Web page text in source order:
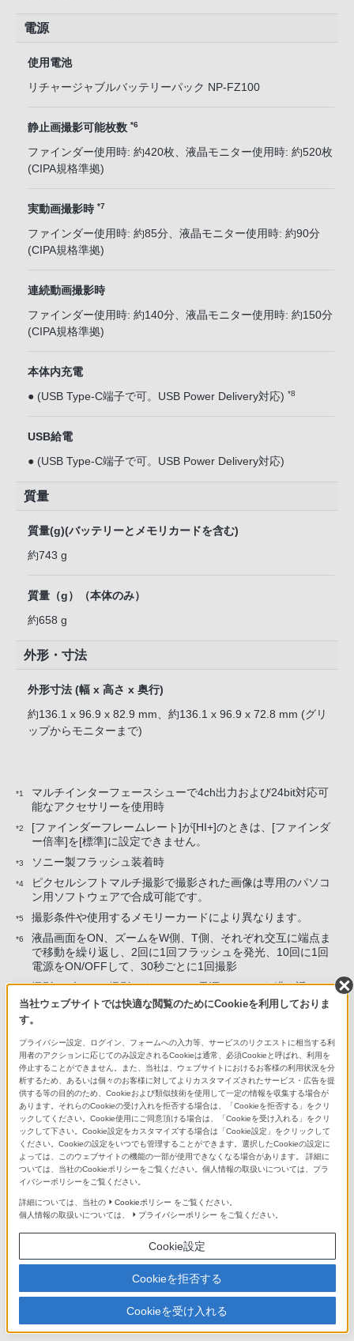
電源
使用電池
リチャージャブルバッテリーパック NP-FZ100
静止画撮影可能枚数 *6
ファインダー使用時: 約420枚、液晶モニター使用時: 約520枚
(CIPA規格準拠)
実動画撮影時 *7
ファインダー使用時: 約85分、液晶モニター使用時: 約90分
(CIPA規格準拠)
連続動画撮影時
ファインダー使用時: 約140分、液晶モニター使用時: 約150分
(CIPA規格準拠)
本体内充電
● (USB Type-C端子で可。USB Power Delivery対応) *8
USB給電
● (USB Type-C端子で可。USB Power Delivery対応)
質量
質量(g)(バッテリーとメモリカードを含む)
約743 g
質量（g）（本体のみ）
約658 g
外形・寸法
外形寸法 (幅 x 高さ x 奥行)
約136.1 x 96.9 x 82.9 mm、約136.1 x 96.9 x 72.8 mm (グリ
ップからモニターまで)
*1
マルチインターフェースシューで4ch出力および24bit対応可
能なアクセサリーを使用時
*2
[ファインダーフレームレート]が[HI+]のときは、[ファインダ
ー倍率]を[標準]に設定できません。
*3 ソニー製フラッシュ装着時
*4
ピクセルシフトマルチ撮影で撮影された画像は専用のパソコ
ン用ソフトウェアで合成可能です。
*5 撮影条件や使用するメモリーカードにより異なります。
*6
液晶画面をON、ズームをW側、T側、それぞれ交互に端点ま
で移動を繰り返し、2回に1回フラッシュを発光、10回に1回
電源をON/OFFして、30秒ごとに1回撮影
*7
撮影、ズーム、撮影スタンバイ、電源ON/OFFを繰り返した
ときの撮影時間の目安。
*8
USB PD 18W以上対応のUSB ACアダプターなどの電源と3A
対応のUSBケーブルをご用意ください。
すべての仕様を見る
対応商品・アクセサリー
すべての対応商品・アクセサリーを見る
ャージャー
その他
ジャー
当社ウェブサイトでは快適な閲覧のためにCookieを利用しておりま
す。
プライバシー設定、ログイン、フォームへの入力等、サービスのリクエストに相当する利
用者のアクションに応じてのみ設定されるCookieは通常、必須Cookieと呼ばれ、利用を
停止することができません。また、当社は、ウェブサイトにおけるお客様の利用状況を分
析するため、あるいは個々のお客様に対してよりカスタマイズされたサービス・広告を提
供する等の目的のため、Cookieおよび類似技術を使用して一定の情報を収集する場合が
あります。それらのCookieの受け入れを拒否する場合は、「Cookieを拒否する」をクリ
ックしてください。Cookie使用にご同意頂ける場合は、「Cookieを受け入れる」をクリ
ックして下さい。Cookie設定をカスタマイズする場合は「Cookie設定」をクリックして
ください。Cookieの設定をいつでも管理することができます。選択したCookieの設定に
よっては、このウェブサイトの機能の一部が使用できなくなる場合があります。 詳細に
ついては、当社のCookieポリシーをご覧ください。個人情報の取扱いについては、プラ
イバシーポリシーをご覧ください。
詳細については、当社の Cookieポリシー をご覧ください。
個人情報の取扱いについては、
プライバシーポリシー をご覧ください。
Cookie設定
Cookieを拒否する
Cookieを受け入れる